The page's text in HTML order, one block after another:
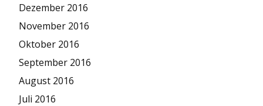
Dezember 2016
November 2016
Oktober 2016
September 2016
August 2016
Juli 2016